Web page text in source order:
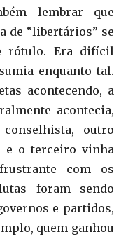
lembrar que
de “libertários” se
rótulo. Era difícil
enquanto tal.
acontecendo, a
acontecia,
outro
e o terceiro vinha
com os
foram sendo
e partidos,
quem ganhou